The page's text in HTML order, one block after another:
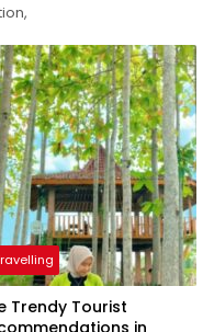
Trendy Tourist
in